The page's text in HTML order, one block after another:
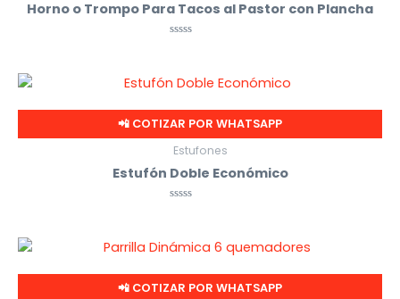
Horno o Trompo Para Tacos al Pastor con Plancha
de
5
📲 COTIZAR POR WHATSAPP
Estufones
Estufón Doble Económico
de
5
📲 COTIZAR POR WHATSAPP